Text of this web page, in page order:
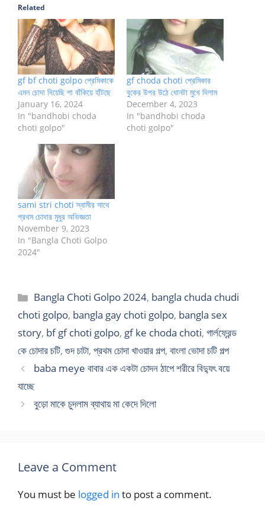
Related
gf bf choti golpo প্রেমিকাকে
এমন চোদা দিয়েছি পা বাঁকিয়ে হাঁটছে
January 16, 2024
In "bandhobi choda
choti golpo"
gf choda choti প্রেমিকার
বুকের উপর উঠে ধোনটা মুখে দিলাম
December 4, 2023
In "bandhobi choda
choti golpo"
sami stri choti স্বামীর সাথে
প্রথম চোদার মুধুর অভিজ্ঞতা
November 9, 2023
In "Bangla Choti Golpo
2024"
Categories
Bangla Choti Golpo 2024, bangla chuda chudi
choti golpo, bangla gay choti golpo, bangla sex
story, bf gf choti golpo, gf ke choda choti, গার্লফ্রেন্ড
কে চোদার চটি, গুদ চাটা, প্রথম চোদা খাওয়ার গল্প, বাংলা ভোদা চটি গল্প
baba meye বাবার এক একটা চোদন ঠাপে শরীরে বিদ্যুৎ বয়ে
যাচ্ছে
বুড়ো মাকে চুদলাম ব্যাথায় মা কেদে দিলো
Leave a Comment
You must be logged in to post a comment.